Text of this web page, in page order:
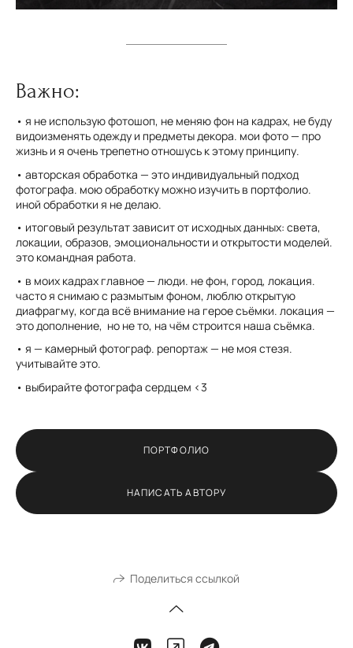
Важно:
• я не использую фотошоп, не меняю фон на кадрах, не буду
видоизменять одежду и предметы декора. мои фото — про
жизнь и я очень трепетно отношусь к этому принципу.
• авторская обработка — это индивидуальный подход
фотографа. мою обработку можно изучить в портфолио.
иной обработки я не делаю.
• итоговый результат зависит от исходных данных: света,
локации, образов, эмоциональности и открытости моделей.
это командная работа.
• в моих кадрах главное — люди. не фон, город, локация.
часто я снимаю с размытым фоном, люблю открытую
диафрагму, когда всё внимание на герое съёмки. локация —
это дополнение, но не то, на чём строится наша съёмка.
• я — камерный фотограф. репортаж — не моя стезя.
учитывайте это.
• выбирайте фотографа сердцем <3
ПОРТФОЛИО
НАПИСАТЬ АВТОРУ
Поделиться ссылкой